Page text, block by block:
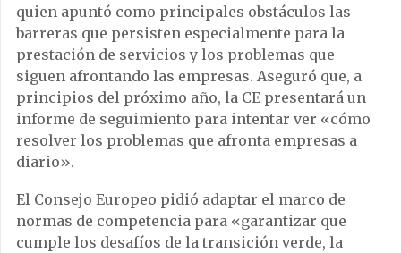
quien apuntó como principales obstáculos las
barreras que persisten especialmente para la
prestación de servicios y los problemas que
siguen afrontando las empresas. Aseguró que, a
principios del próximo año, la CE presentará un
informe de seguimiento para intentar ver «cómo
resolver los problemas que afronta empresas a
diario».
El Consejo Europeo pidió adaptar el marco de
normas de competencia para «garantizar que
cumple los desafíos de la transición verde, la